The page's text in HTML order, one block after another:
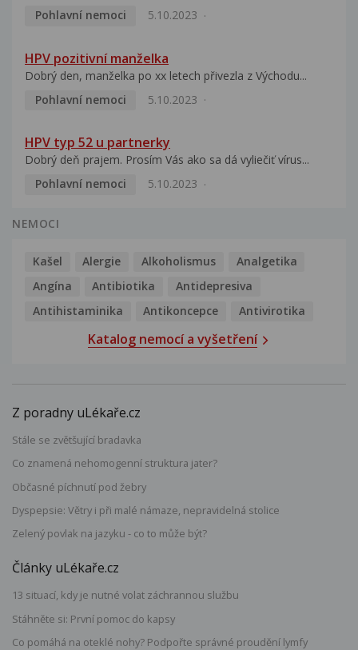
Pohlavní nemoci
5.10.2023
HPV pozitivní manželka
Dobrý den, manželka po xx letech přivezla z Východu...
Pohlavní nemoci
5.10.2023
HPV typ 52 u partnerky
Dobrý deň prajem. Prosím Vás ako sa dá vyliečiť vírus...
Pohlavní nemoci
5.10.2023
NEMOCI
Kašel Alergie Alkoholismus
Analgetika
Angína
Antibiotika
Antidepresiva
Antihistaminika
Antikoncepce Antivirotika
Katalog nemocí a vyšetření
Z poradny uLékaře.cz
Stále se zvětšující bradavka
Co znamená nehomogenní struktura jater?
Občasné píchnutí pod žebry
Dyspepsie: Větry i při malé námaze, nepravidelná stolice
Zelený povlak na jazyku - co to může být?
Články uLékaře.cz
13 situací, kdy je nutné volat záchrannou službu
Stáhněte si: První pomoc do kapsy
Co pomáhá na oteklé nohy? Podpořte správné proudění lymfy